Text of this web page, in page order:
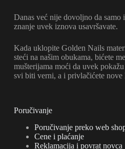
Danas već nije dovoljno da samo
znanje uvek iznova usavršavate.
Kada uklopite Golden Nails
steći na našim obukama, bićete
mušterijama moći da uvek
svi biti verni, a i privlačićete nove
Poručivanje
Poručivanje preko web
Cene i plaćanje
Reklamacija i povrat novca